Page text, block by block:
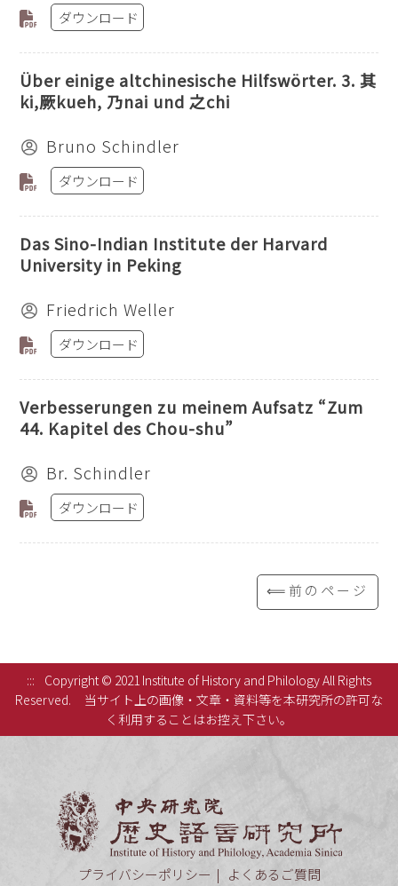
ダウンロード
Über einige altchinesische Hilfswörter. 3. 其
ki,厥kueh, 乃nai und 之chi
Bruno Schindler
ダウンロード
Das Sino-Indian Institute der Harvard
University in Peking
Friedrich Weller
ダウンロード
Verbesserungen zu meinem Aufsatz “Zum
44. Kapitel des Chou-shu”
Br. Schindler
ダウンロード
⟸前のページ
:::
Copyright © 2021 Institute of History and Philology All Rights
Reserved.
当サイト上の画像・文章・資料等を本研究所の許可な
く利用することはお控え下さい。
プライバシーポリシー よくあるご質問